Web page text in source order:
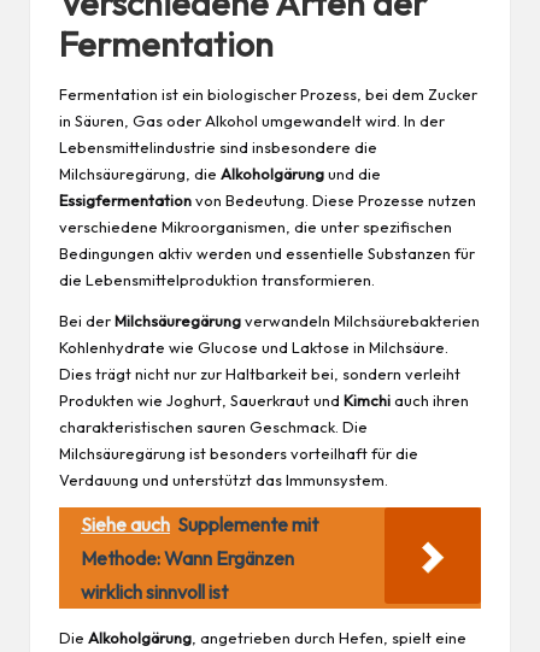
Fermentation
Fermentation ist ein biologischer Prozess, bei dem Zucker
in Säuren, Gas oder Alkohol umgewandelt wird. In der
Lebensmittelindustrie sind insbesondere die
Milchsäuregärung, die Alkoholgärungund die
Essigfermentationvon Bedeutung. Diese Prozesse nutzen
verschiedene Mikroorganismen, die unter spezifischen
Bedingungen aktiv werden und essentielle Substanzen für
die Lebensmittelproduktion transformieren.
Bei derMilchsäuregärungverwandeln Milchsäurebakterien
Kohlenhydrate wie Glucose und Laktose in Milchsäure.
Dies trägt nicht nur zur Haltbarkeit bei, sondern verleiht
Produkten wie Joghurt, Sauerkraut und Kimchiauch ihren
charakteristischen sauren Geschmack. Die
Milchsäuregärung ist besonders vorteilhaft für die
Verdauung und unterstützt das Immunsystem.
Siehe auch Supplemente mit
Methode: Wann Ergänzen
wirklich sinnvoll ist
Die Alkoholgärung , angetrieben durch Hefen, spielt eine